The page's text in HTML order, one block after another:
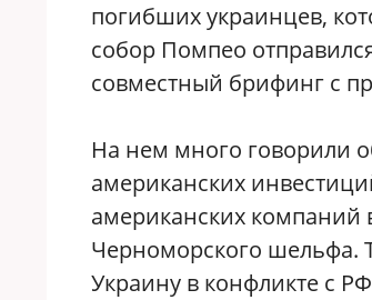
погибших украинцев,
собор Помпео
совместный брифинг с
На нем много говорили
американских
американских компаний
Черноморского шельфа.
Украину в конфликте с